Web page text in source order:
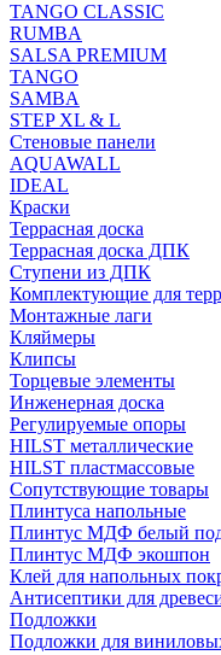
TANGO CLASSIC
RUMBA
SALSA PREMIUM
TANGO
SAMBA
STEP XL & L
Стеновые панели
AQUAWALL
IDEAL
Краски
Террасная доска
Террасная доска ДПК
Ступени из ДПК
Комплектующие для
Монтажные лаги
Кляймеры
Клипсы
Торцевые элементы
Инженерная доска
Регулируемые опоры
HILST металлические
HILST пластмассовые
Сопутствующие товары
Плинтуса напольные
Плинтус МДФ белый под
Плинтус МДФ экошпон
Клей для напольных
Антисептики для
Подложки
Подложки для